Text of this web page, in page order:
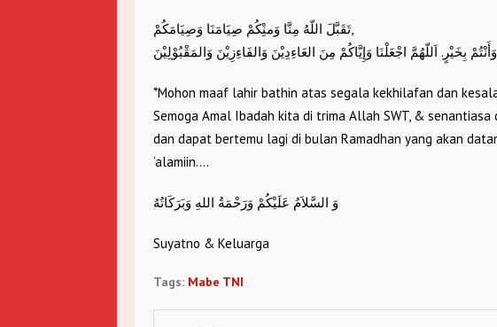
*Mohon maaf lahir bathin atas segala kekhilafan dan
Semoga Amal Ibadah kita di trima Allah SWT, &
dan dapat bertemu lagi di bulan Ramadhan yang akan
‘alamiin….
وَ السَّلاَمُ عَلَيْكُمْ وَرَحْمَةُ اللهِ وَبَرَكَاتُهُ
Suyatno & Keluarga
Tags: Mabe TNI